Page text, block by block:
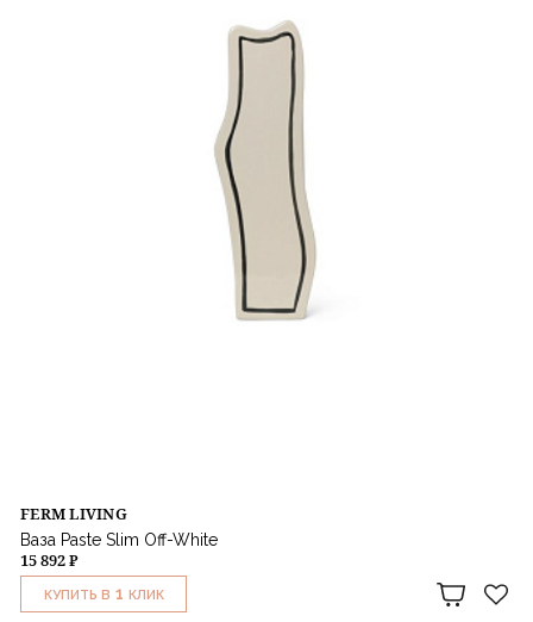
FERM LIVING
Ваза Paste Slim Off-White
15 892 ₽
КУПИТЬ В 1 КЛИК